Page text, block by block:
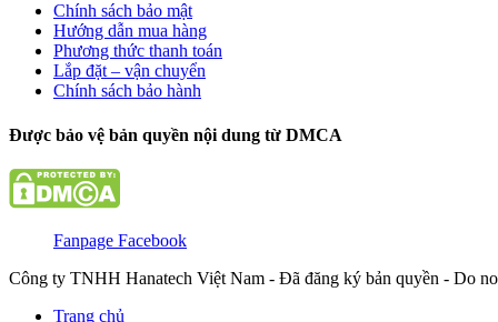
Chính sách bảo mật
Hướng dẫn mua hàng
Phương thức thanh toán
Lắp đặt – vận chuyển
Chính sách bảo hành
Được bảo vệ bản quyền nội dung từ DMCA
Fanpage Facebook
Công ty TNHH Hanatech Việt Nam - Đã đăng ký bản quyền - Do
Trang chủ